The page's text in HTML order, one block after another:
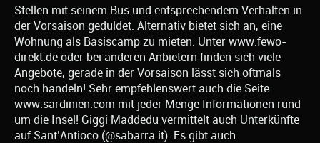
Stellen mit seinem Bus und entsprechendem Verhalten in
der Vorsaison geduldet. Alternativ bietet sich an, eine
Wohnung als Basiscamp zu mieten. Unter www.fewo-
direkt.de oder bei anderen Anbietern finden sich viele
Angebote, gerade in der Vorsaison lässt sich oftmals
noch handeln! Sehr empfehlenswert auch die Seite
www.sardinien.com mit jeder Menge Informationen rund
um die Insel! Giggi Maddedu vermittelt auch Unterkünfte
auf Sant’Antioco (@sabarra.it). Es gibt auch